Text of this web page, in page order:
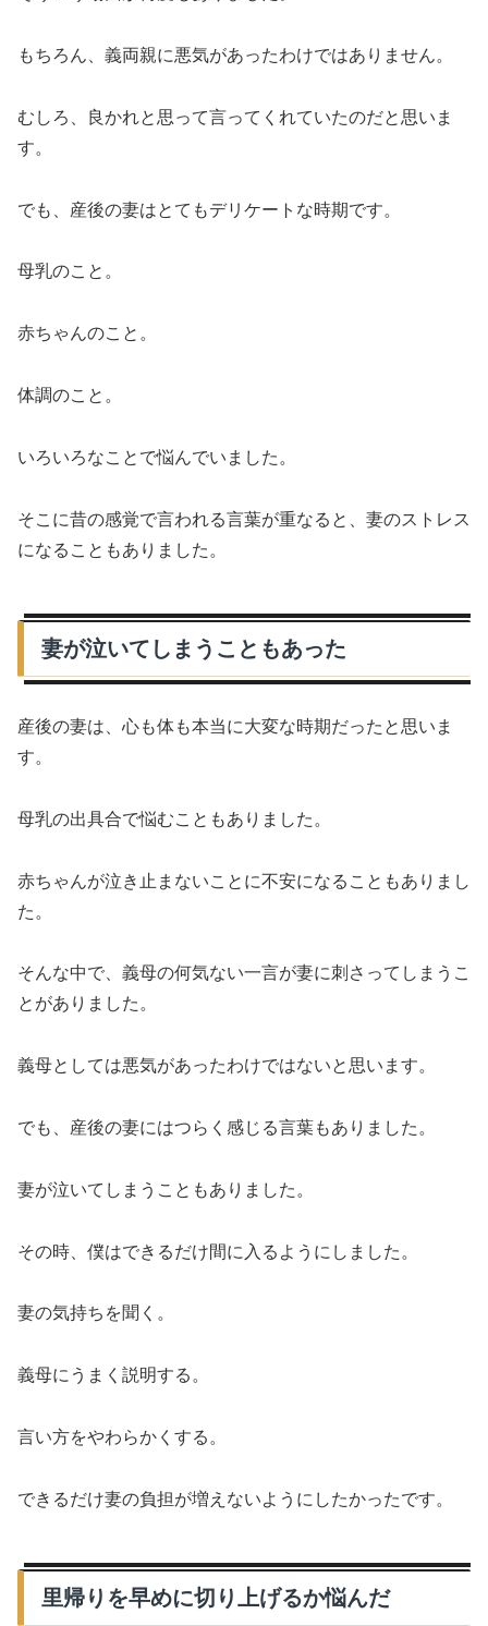
もちろん、義両親に悪気があったわけではありません。
むしろ、良かれと思って言ってくれていたのだと思いま
す。
でも、産後の妻はとてもデリケートな時期です。
母乳のこと。
赤ちゃんのこと。
体調のこと。
いろいろなことで悩んでいました。
そこに昔の感覚で言われる言葉が重なると、妻のストレス
になることもありました。
妻が泣いてしまうこともあった
産後の妻は、心も体も本当に大変な時期だったと思いま
す。
母乳の出具合で悩むこともありました。
赤ちゃんが泣き止まないことに不安になることもありまし
た。
そんな中で、義母の何気ない一言が妻に刺さってしまうこ
とがありました。
義母としては悪気があったわけではないと思います。
でも、産後の妻にはつらく感じる言葉もありました。
妻が泣いてしまうこともありました。
その時、僕はできるだけ間に入るようにしました。
妻の気持ちを聞く。
義母にうまく説明する。
言い方をやわらかくする。
できるだけ妻の負担が増えないようにしたかったです。
里帰りを早めに切り上げるか悩んだ